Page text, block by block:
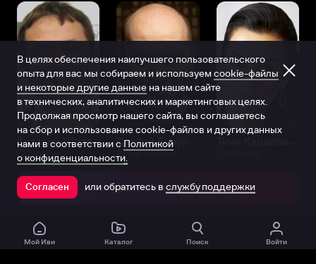
Виталий Шляппо
Продюсер Актёр дубляжа
Открыть в приложении
Мой Иви Каталог Поиск Войти
В целях обеспечения наилучшего пользовательского
опыта для вас мы собираем и используем cookie-файлы
и некоторые другие данные на нашем сайте
в технических, аналитических и маркетинговых целях.
Продолжая просмотр нашего сайта, вы соглашаетесь
на сбор и использование cookie-файлов и других данных
нами в соответствии с Политикой
о конфиденциальности.
Согласен или обратитесь в службу поддержки